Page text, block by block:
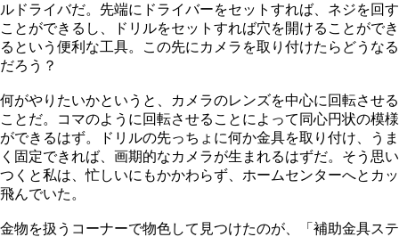
ルドライバだ。先端にドライバーをセットすれば、ネジを回す
ことができるし、ドリルをセットすれば穴を開けることができ
るという便利な工具。この先にカメラを取り付けたらどうなる
だろう？
何がやりたいかというと、カメラのレンズを中心に回転させる
ことだ。コマのように回転させることによって同心円状の模様
ができるはず。ドリルの先っちょに何か金具を取り付け、うま
く固定できれば、画期的なカメラが生まれるはずだ。そう思い
つくと私は、忙しいにもかかわらず、ホームセンターへとカッ
飛んでいた。
金物を扱うコーナーで物色して見つけたのが、「補助金具ステ